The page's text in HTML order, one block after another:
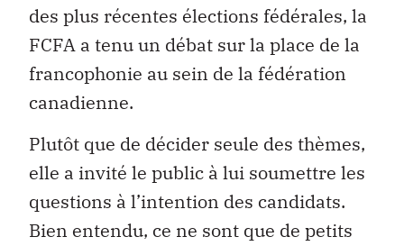
des plus récentes élections fédérales, la
FCFA a tenu un débat sur la place de la
francophonie au sein de la fédération
canadienne.
Plutôt que de décider seule des thèmes,
elle a invité le public à lui soumettre les
questions à l’intention des candidats.
Bien entendu, ce ne sont que de petits